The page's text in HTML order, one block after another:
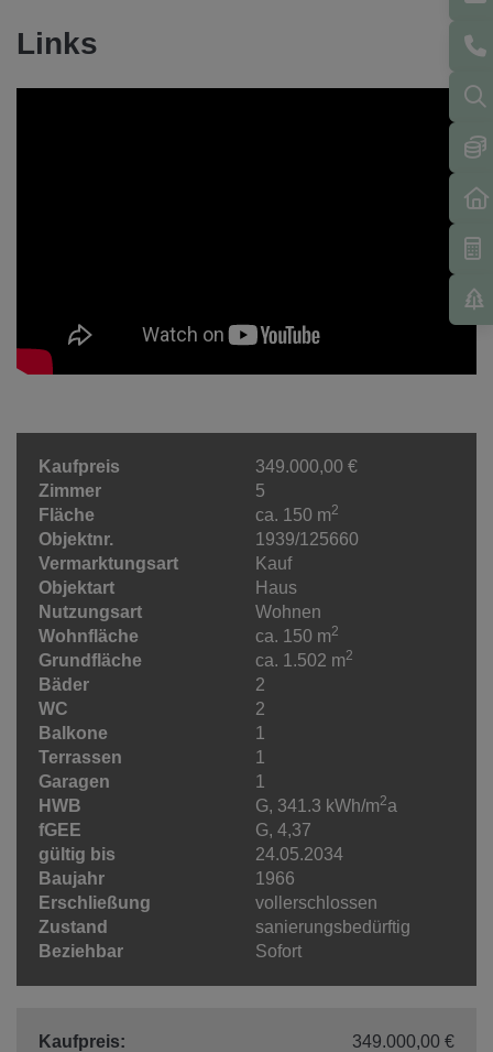
Links
Kaufpreis
349.000,00 €
Zimmer
5
Fläche
ca. 150 m2
Objektnr.
1939/125660
Vermarktungsart
Kauf
Objektart
Haus
Nutzungsart
Wohnen
Wohnfläche
ca. 150 m2
Grundfläche ca. 1.502 m2
Bäder
2
WC
2
Balkone
1
Terrassen
1
Garagen
1
HWB
G, 341.3 kWh/m2a
fGEE
G, 4,37
gültig bis
24.05.2034
Baujahr
1966
Erschließung
vollerschlossen
Zustand
sanierungsbedürftig
Beziehbar
Sofort
Kaufpreis: 349.000,00 €